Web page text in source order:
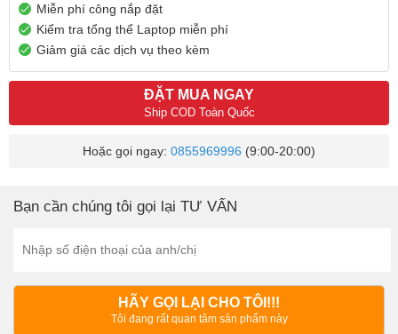
Miễn phí công nắp đặt
Kiểm tra tổng thể Laptop miễn phí
Giảm giá các dịch vụ theo kèm
ĐẶT MUA NGAY
Ship COD Toàn Quốc
Hoặc gọi ngay: 0855969996 (9:00-20:00)
Bạn cần chúng tôi gọi lại TƯ VẤN
HÃY GỌI LẠI CHO TÔI!!!
Tôi đang rất quan tâm sản phẩm này